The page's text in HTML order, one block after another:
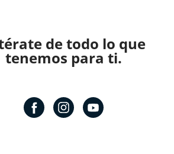
de todo lo que
tenemos para ti.